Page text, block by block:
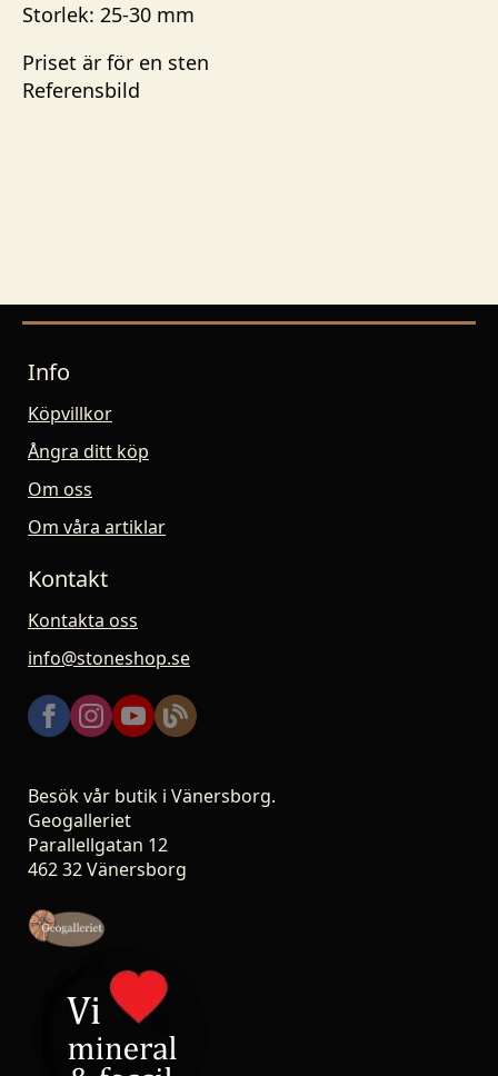
Storlek: 25-30 mm
Priset är för en sten
Referensbild
Info
Köpvillkor
Ångra ditt köp
Om oss
Om våra artiklar
Kontakt
Kontakta oss
info@stoneshop.se
Besök vår butik i Vänersborg.
Geogalleriet
Parallellgatan 12
462 32 Vänersborg